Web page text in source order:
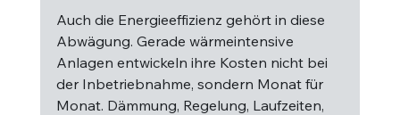
Auch die Energieeffizienz gehört in diese
Abwägung. Gerade wärmeintensive
Anlagen entwickeln ihre Kosten nicht bei
der Inbetriebnahme, sondern Monat für
Monat. Dämmung, Regelung, Laufzeiten,